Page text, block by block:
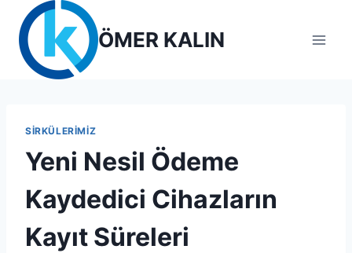
content
ÖMER KALIN
SIRKÜLERIMIZ
Yeni Nesil Ödeme
Kaydedici Cihazların
Kayıt Süreleri